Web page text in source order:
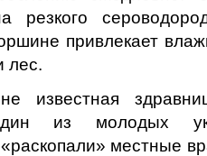
привлекает
лес.
известная
из молодых
местные